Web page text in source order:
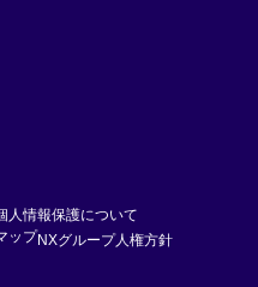
人情報保護について
ップNXグループ人権方針